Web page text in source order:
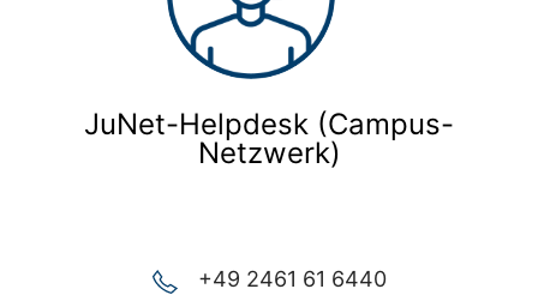
JuNet-Helpdesk (Campus-
Netzwerk)
+49 2461 61 6440